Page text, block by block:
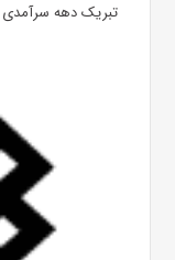
تبریک دهه سرآمدی